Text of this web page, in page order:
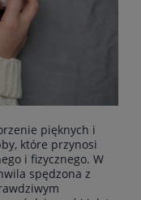
pięknych i
które przynosi
i fizycznego. W
spędzona z